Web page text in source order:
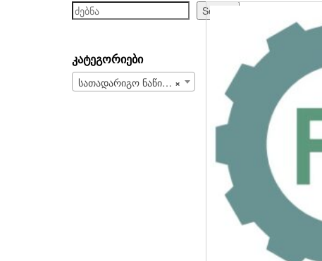
ძებნა Search
ᲙᲐᲢᲔᲒᲝᲠᲘᲔᲑᲘ
×
სათადარიგო ნაწილები და სახარჯი მასალები (708)